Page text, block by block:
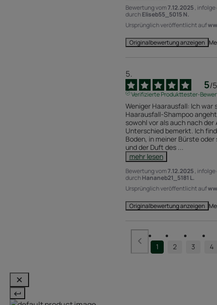
Bewertung vom7.12.2025,
durchEliseb55_5015 N.
Ursprünglich veröffentlicht auf
Originalbewertung anzeigen
5/5
Verifizierte Produkttester-
Weniger Haarausfall: Ich
Haarausfall-Shampoo
sowohl vor als auch nach
Unterschied bemerkt. Ich
Boden, in meiner Bürste
und der Duft des ...
mehr lesen
Bewertung vom7.12.2025,
durchHananeb21_5181 L.
Ursprünglich veröffentlicht auf
Originalbewertung anzeigen
1 2 3 4